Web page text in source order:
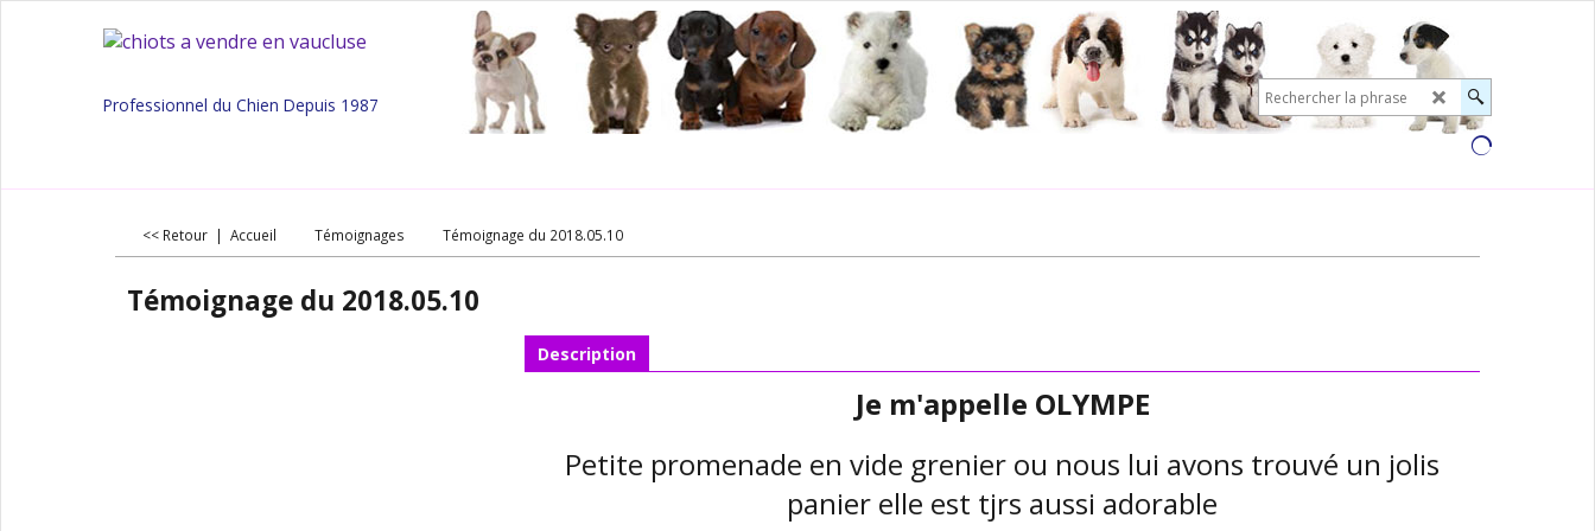
Professionnel du Chien Depuis 1987
<< Retour | Accueil Témoignages Témoignage du 2018.05.10
Témoignage du 2018.05.10
Description
Je m'appelle OLYMPE
Petite promenade en vide grenier ou nous lui avons trouvé un jolis
panier elle est tjrs aussi adorable